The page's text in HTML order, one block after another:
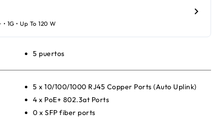
1G • Up To 120 W
5 puertos
5 x 10/100/1000 RJ45 Copper Ports (Auto Uplink)
4 x PoE+ 802.3at Ports
0 x SFP fiber ports